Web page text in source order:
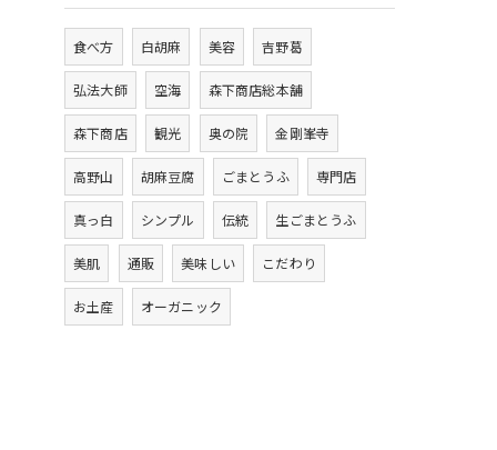
食べ方 白胡麻 美容 吉野葛
弘法大師 空海 森下商店総本舗
森下商店 観光 奥の院 金剛峯寺
高野山 胡麻豆腐 ごまとうふ 専門店
真っ白 シンプル 伝統 生ごまとうふ
美肌 通販 美味しい こだわり
お土産 オーガニック